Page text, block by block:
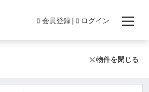
会員登録 ログイン
物件を閉じる
物件を閉じる